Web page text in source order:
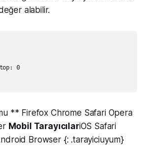
alabilir.
** Firefox Chrome Safari Opera
Mobil TarayıcılariOS Safari
Browser {: .tarayiciuyum}